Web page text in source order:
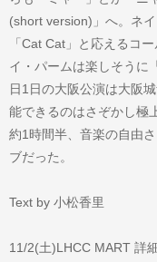
(short version)」へ。ネ
「Cat Cat」と応えるコ
イ・パームは楽しそうに
日1日の大阪公演は大阪
能できるのはさぞかし極
約1時間半、音楽の自由
ブだった。
Text by 小松香里
11/2(土)LHCC MART 詳